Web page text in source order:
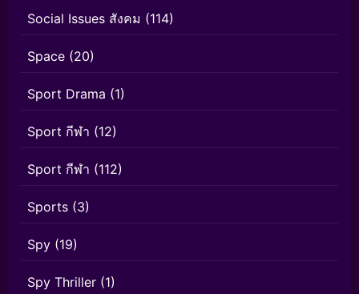
Social Issues สังคม (114)
Space (20)
Sport Drama (1)
Sport กีฬา (12)
Sport กีฬา (112)
Sports (3)
Spy (19)
Spy Thriller (1)